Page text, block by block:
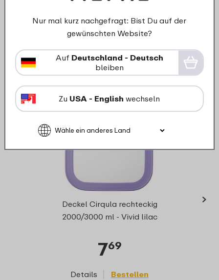
Details Bestellen
Ersatzteile für dieses Produkt
Deckel Cirqula rechteckig
2000/3000 ml - Vivid lilac
769
Details Bestellen
›
Nur mal kurz nachgefragt: Bist Du auf der
gewünschten Website?
Auf Deutschland - Deutsch
bleiben
Zu USA - English wechseln